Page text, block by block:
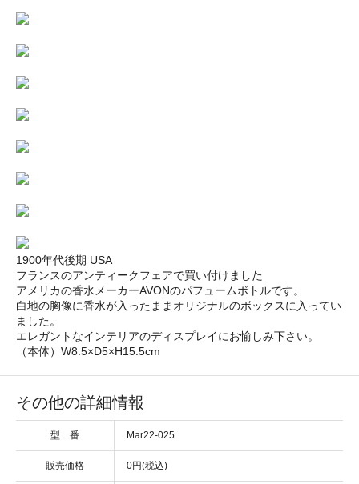
1900年代後期 USA
フランスのアンティークフェアで買い付けました
アメリカの香水メーカーAVONのパフュームボトルです。
白地の胸像に香水が入ったままオリジナルのボックスに入ってい
ました。
エレガントなインテリアのディスプレイにお愉しみ下さい。
（本体）W8.5×D5×H15.5cm
その他の詳細情報
型 番 Mar22-025
販売価格 0円(税込)